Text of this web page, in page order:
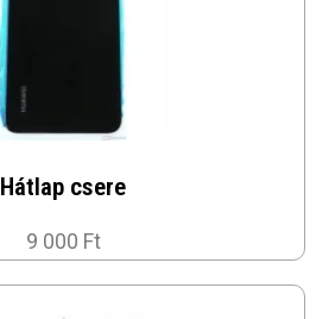
Hátlap csere
9 000 Ft